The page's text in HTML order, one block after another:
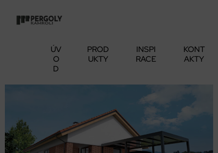
ÚV
O
D
PROD
UKTY
INSPI
RACE
KONT
AKTY